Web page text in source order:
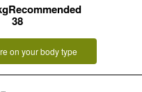
38
on your body type